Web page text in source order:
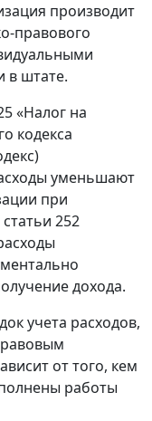
производит
правового
в штате.
«Налог на
кодекса
уменьшают
при
252
дохода.
учета расходов,
от того, кем
работы